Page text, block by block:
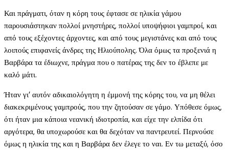
Και πράγματι, όταν η κόρη τους έφτασε σε ηλικία γάμου
παρουσιάστηκαν πολλοί μνηστήρες, πολλοί υποψήφιοι γαμπροί, και
από τους εξέχοντες άρχοντες, και από τους μεγιστάνες και από τους
λοιπούς επιφανείς άνδρες της Ηλιούπολης. Όλα όμως τα προξενιά η
Βαρβάρα τα έδιωχνε, πράγμα που ο πατέρας της δεν το έβλεπε με
καλό μάτι.
Ήταν γι’ αυτόν αδικαιολόγητη η έμμονή της κόρης του, να μη θέλει
διακεκριμένους γαμπρούς, που την ζητούσαν σε γάμο. Υπόθεσε όμως,
ότι ήταν μια κάποια νεανική ιδιοτροπία, και είχε την ελπίδα ότι
αργότερα, θα υποχωρούσε και θα δεχόταν να παντρευτεί. Περνούσε
όμως η ηλικία της και η Βαρβάρα δεν έλεγε το ναι. Εν τω μεταξύ, όσο